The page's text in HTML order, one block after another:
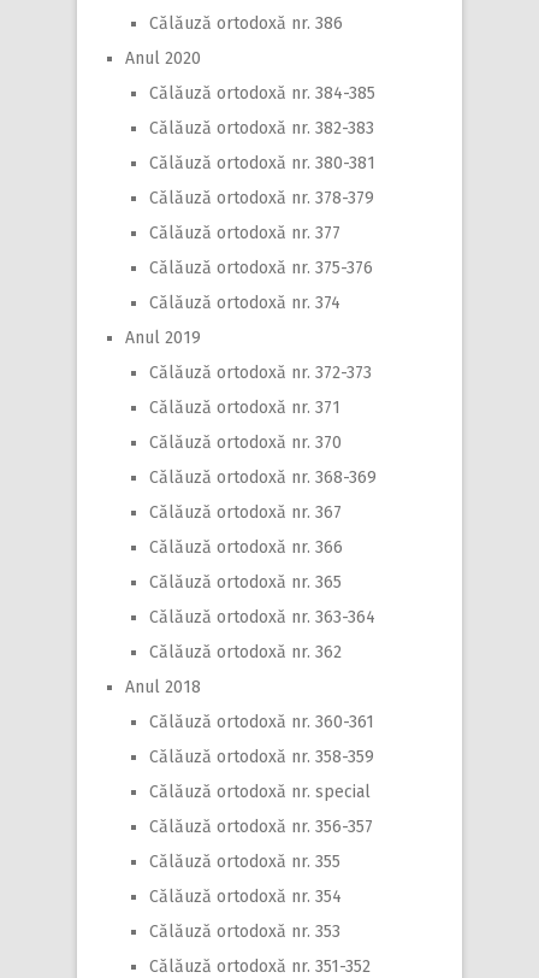
Călăuză ortodoxă nr. 386
Anul 2020
Călăuză ortodoxă nr. 384-385
Călăuză ortodoxă nr. 382-383
Călăuză ortodoxă nr. 380-381
Călăuză ortodoxă nr. 378-379
Călăuză ortodoxă nr. 377
Călăuză ortodoxă nr. 375-376
Călăuză ortodoxă nr. 374
Anul 2019
Călăuză ortodoxă nr. 372-373
Călăuză ortodoxă nr. 371
Călăuză ortodoxă nr. 370
Călăuză ortodoxă nr. 368-369
Călăuză ortodoxă nr. 367
Călăuză ortodoxă nr. 366
Călăuză ortodoxă nr. 365
Călăuză ortodoxă nr. 363-364
Călăuză ortodoxă nr. 362
Anul 2018
Călăuză ortodoxă nr. 360-361
Călăuză ortodoxă nr. 358-359
Călăuză ortodoxă nr. special
Călăuză ortodoxă nr. 356-357
Călăuză ortodoxă nr. 355
Călăuză ortodoxă nr. 354
Călăuză ortodoxă nr. 353
Călăuză ortodoxă nr. 351-352